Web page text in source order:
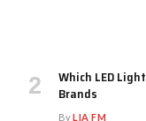
Which LED
Brands
ByLIA FM